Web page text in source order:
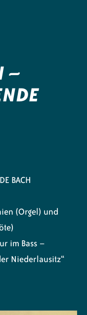
–
BACH
(Orgel) und
im Bass –
Niederlausitz“